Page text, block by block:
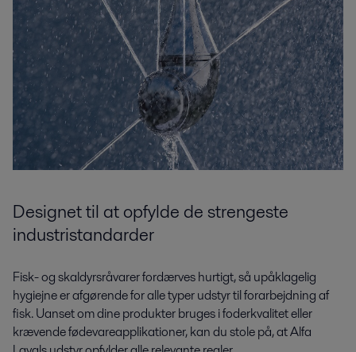
Designet til at opfylde de strengeste
industristandarder
Fisk- og skaldyrsråvarer fordærves hurtigt, så upåklagelig
hygiejne er afgørende for alle typer udstyr til forarbejdning af
fisk. Uanset om dine produkter bruges i foderkvalitet eller
krævende fødevareapplikationer, kan du stole på, at Alfa